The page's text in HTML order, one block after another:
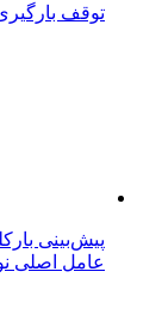
توقف
عامل اصلی